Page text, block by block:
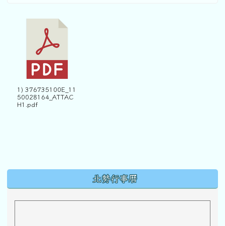
1) 376735100E_11
50028164_ATTAC
H1.pdf
北勢行事曆